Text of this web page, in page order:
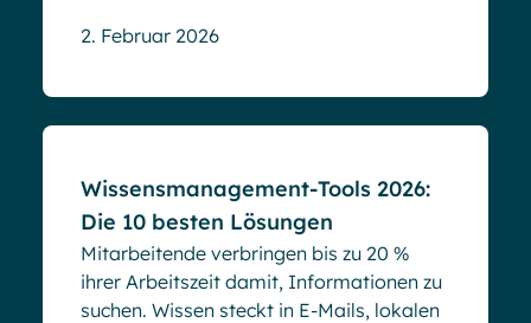
2. Februar 2026
Wissensmanagement-Tools 2026:
Die 10 besten Lösungen
Mitarbeitende verbringen bis zu 20 %
ihrer Arbeitszeit damit, Informationen zu
suchen. Wissen steckt in E-Mails, lokalen